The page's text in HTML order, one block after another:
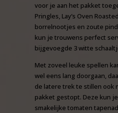
voor je aan het pakket
Pringles, Lay’s Oven
borrelnootjes en zoute
kun je trouwens perfect
bijgevoegde 3 witte
Met zoveel leuke spellen
wel eens lang doorgaan,
de latere trek te stillen ook
pakket gestopt. Deze kun
smakelijke tomaten